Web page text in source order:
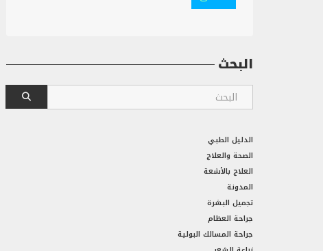
البحث
الدليل الطبي
الصحة والعلاج
العلاج بالأشعة
المدونة
تجميل البشرة
جراحة العظام
جراحة المسالك البولية